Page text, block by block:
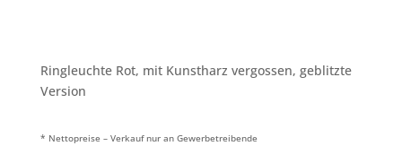
Ringleuchte Rot, mit Kunstharz vergossen, geblitzte
Version
* Nettopreise – Verkauf nur an Gewerbetreibende